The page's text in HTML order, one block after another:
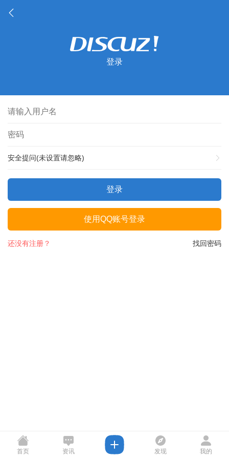
登录
安全提问(未设置请忽略)
登录
使用QQ账号登录
找回密码
还没有注册？
首页 资讯 发现 我的